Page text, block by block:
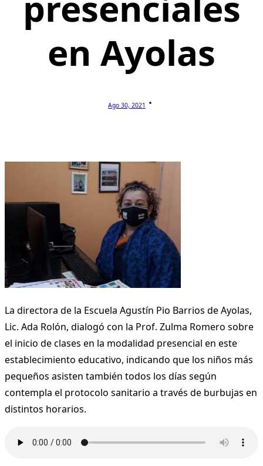
en Ayolas
Ago 30, 2021
La directora de la Escuela Agustín Pio Barrios de Ayolas,
Lic. Ada Rolón, dialogó con la Prof. Zulma Romero sobre
el inicio de clases en la modalidad presencial en este
establecimiento educativo, indicando que los niños más
pequeños asisten también todos los días según
contempla el protocolo sanitario a través de burbujas en
distintos horarios.